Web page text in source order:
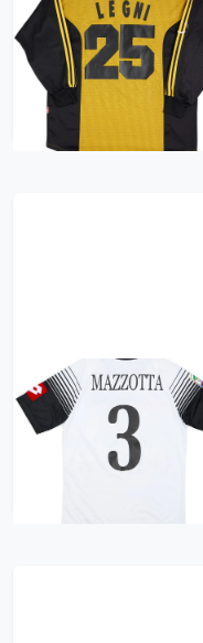
2000-01 Cesena
Match Issue GK Shirt
Legni #25
1305 kr / £149.99
2014-15 Cesena
Match Issue Squad
Signed Home Shirt
Mazzotta #3